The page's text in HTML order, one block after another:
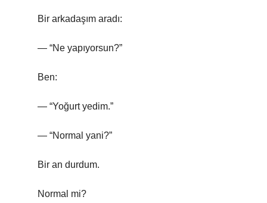
Bir arkadaşım aradı:
— “Ne yapıyorsun?”
Ben:
— “Yoğurt yedim.”
— “Normal yani?”
Bir an durdum.
Normal mi?